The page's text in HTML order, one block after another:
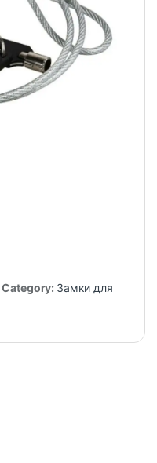
Category: Замки для